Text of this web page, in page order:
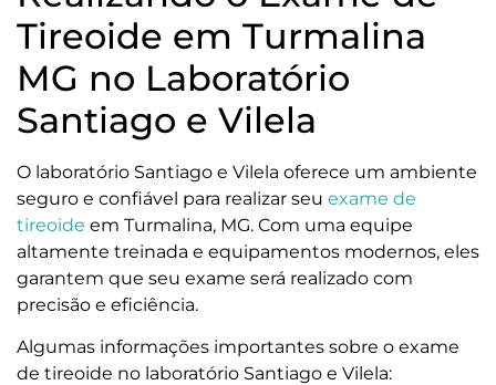
Tireoide em Turmalina
MG no Laboratório
Santiago e Vilela
O laboratório Santiago e Vilela oferece um ambiente
seguro e confiável para realizar seu exame de
tireoide em Turmalina, MG. Com uma equipe
altamente treinada e equipamentos modernos, eles
garantem que seu exame será realizado com
precisão e eficiência.
Algumas informações importantes sobre o exame
de tireoide no laboratório Santiago e Vilela: